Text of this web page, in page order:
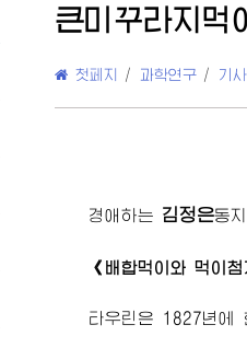
큰미꾸라지먹
첫페지 / 과학연구 / 기사
경애하는 김정은동지
《배합먹이와 먹이
타우린은 1827년에